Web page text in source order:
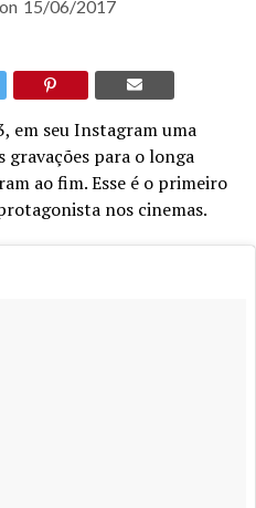
on 15/06/2017
em seu Instagram uma
gravações para o longa
ao fim. Esse é o primeiro
nos cinemas.